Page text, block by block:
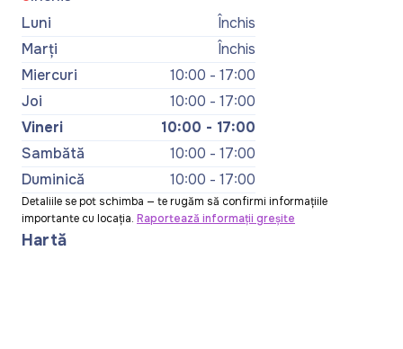
Luni
Închis
Marți
Închis
Miercuri
10:00 - 17:00
Joi
10:00 - 17:00
Vineri
10:00 - 17:00
Sambătă
10:00 - 17:00
Duminică
10:00 - 17:00
Detaliile se pot schimba — te rugăm să confirmi informațiile
importante cu locația. Raportează informații greșite
Hartă